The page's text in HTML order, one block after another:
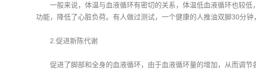
一般来说，体温与血液循环有密切的关系，体温低血液循环也较低
功能，降低了心脏负荷。有人做过测试，一个健康的人推油双脚30分
2.促进新陈代谢
促进了脚部和全身的血液循环，由于血液循环量的增加，从而调节